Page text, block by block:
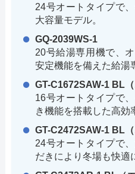
24号オートタイプで
大容量モデル。
GQ-2039WS-1
20号給湯専用機で、
安定機能を備えた給湯
GT-C1672SAW-1 BL（
16号オートタイプで
き機能を搭載した高効
GT-C2472SAW-1 BL（
24号オートタイプで
だきにより冬場も快適